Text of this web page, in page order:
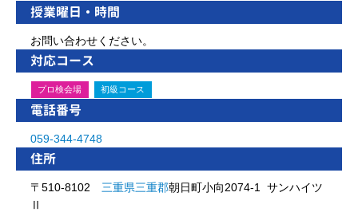
授業曜日・時間
お問い合わせください。
対応コース
プロ検会場 初級コース
電話番号
059-344-4748
住所
〒510-8102 三重県三重郡朝日町小向2074-1 サンハイツ
Ⅱ